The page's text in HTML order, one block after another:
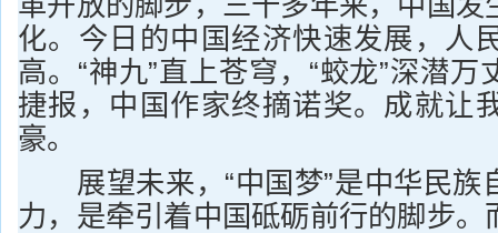
化。今日的中国经济快速发展，人
高。“神九”直上苍穹，“蛟龙”深潜
捷报，中国作家终摘诺奖。成就让
豪。
展望未来，“中国梦”是中华民族
力，是牵引着中国砥砺前行的脚步。